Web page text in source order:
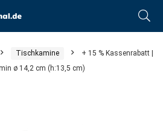
Tischkamine
+ 15 % Kassenrabatt |
ø 14,2 cm (h:13,5 cm)